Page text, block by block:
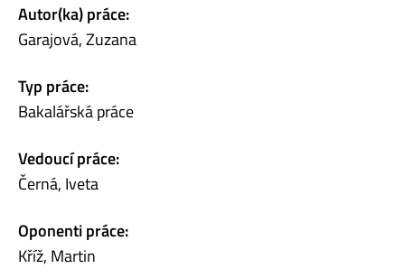
Autor(ka) práce:
Garajová, Zuzana
Typ práce:
Bakalářská práce
Vedoucí práce:
Černá, Iveta
Oponenti práce:
Kříž, Martin